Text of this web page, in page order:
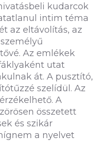
kudarcok
intim téma
az eltávolítás, az
Az emlékek
utat
át. A pusztító,
szelídül. Az
A
összetett
és szikár
a nyelvet